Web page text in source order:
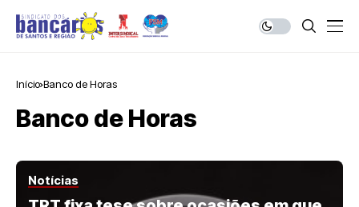
Início Banco de Horas
Banco de Horas
Notícias